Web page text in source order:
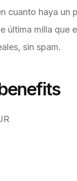
cuanto haya un
última milla que
sin spam.